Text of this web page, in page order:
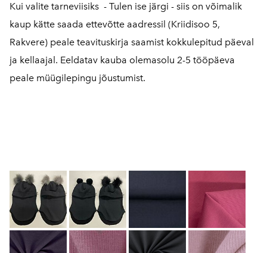
Kui valite tarneviisiks - Tulen ise järgi - siis on võimalik
kaup kätte saada ettevõtte aadressil (Kriidisoo 5,
Rakvere) peale teavituskirja saamist kokkulepitud päeval
ja kellaajal. Eeldatav kauba olemasolu 2-5 tööpäeva
peale müügilepingu jõustumist.